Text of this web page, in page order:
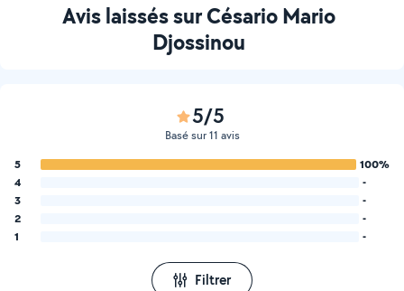
Avis laissés sur Césario Mario
Djossinou
5/5
Basé sur 11 avis
5
100%
4
-
3
-
2
-
1
-
Filtrer